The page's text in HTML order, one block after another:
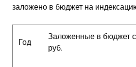
заложено в бюджет на
Год
Заложенные в бюджет
руб.